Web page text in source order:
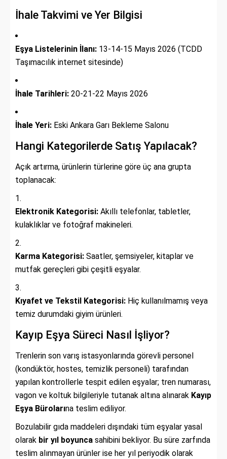
İhale Takvimi ve Yer Bilgisi
Eşya Listelerinin İlanı: 13-14-15 Mayıs 2026 (TCDD
Taşımacılık internet sitesinde)
İhale Tarihleri: 20-21-22 Mayıs 2026
İhale Yeri: Eski Ankara Garı Bekleme Salonu
Hangi Kategorilerde Satış Yapılacak?
Açık artırma, ürünlerin türlerine göre üç ana grupta
toplanacak:
Elektronik Kategorisi: Akıllı telefonlar, tabletler,
kulaklıklar ve fotoğraf makineleri.
Karma Kategorisi: Saatler, şemsiyeler, kitaplar ve
mutfak gereçleri gibi çeşitli eşyalar.
Kıyafet ve Tekstil Kategorisi: Hiç kullanılmamış veya
temiz durumdaki giyim ürünleri.
Kayıp Eşya Süreci Nasıl İşliyor?
Trenlerin son varış istasyonlarında görevli personel
(kondüktör, hostes, temizlik personeli) tarafından
yapılan kontrollerle tespit edilen eşyalar; tren numarası,
vagon ve koltuk bilgileriyle tutanak altına alınarak Kayıp
Eşya Bürolarına teslim ediliyor.
Bozulabilir gıda maddeleri dışındaki tüm eşyalar yasal
olarak bir yıl boyunca sahibini bekliyor. Bu süre zarfında
teslim alınmayan ürünler ise her yıl periyodik olarak